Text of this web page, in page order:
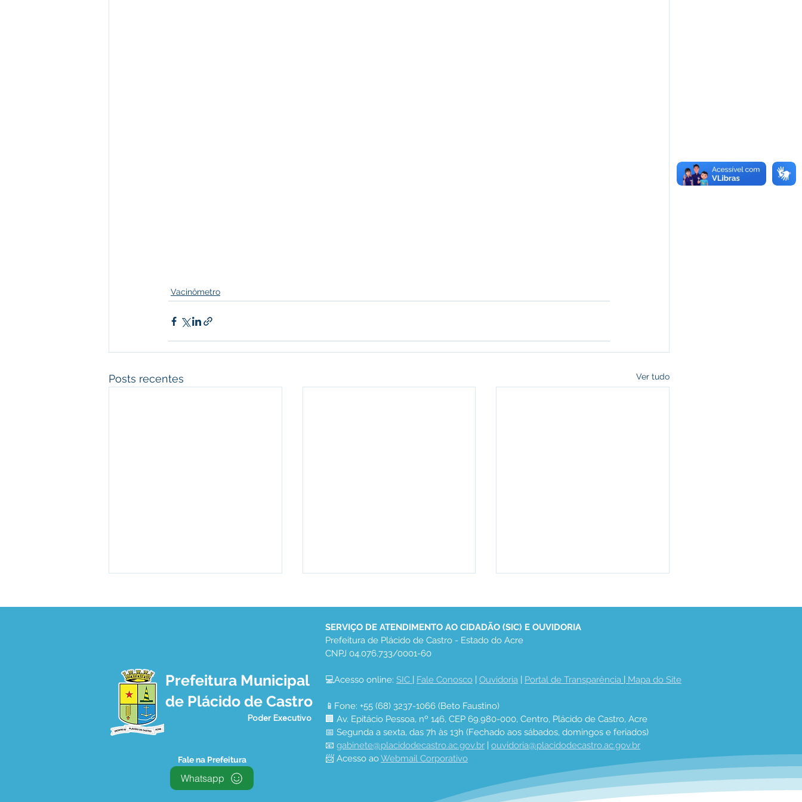
Vacinômetro
Posts recentes Ver tudo
Prefeitura e FUNASA
recebem aquipe de
vacinação
Saúde promove carvaval da
vacinação
Prefeitura Municipal
de Plácido de Castro
Poder Executivo
Fale na Prefeitura
Whatsapp
SERVIÇO DE ATENDIMENTO AO CIDADÃO (SIC) E OUVIDORIA
Prefeitura de Plácido de Castro - Estado do Acre
CNPJ 04.076.733/0001-60
💻Acesso online: SIC Fale Conosco Ouvidoria Portal de Transparência Mapa do Site
📱Fone: +55 (68) 3237-1066 (Beto Faustino)
🏢 Av. Epitácio Pessoa, nº 146, CEP 69.980-000, Centro, Plácido de Castro, Acre
📅 Segunda a sexta, das 7h às 13h (Fechado aos sábados, domingos e feriados)
📧 gabinete@placidodecastro.ac.gov.br
ouvidoria@placidodecastro.ac.gov.br
📨 Acesso ao Webmail Corporativo